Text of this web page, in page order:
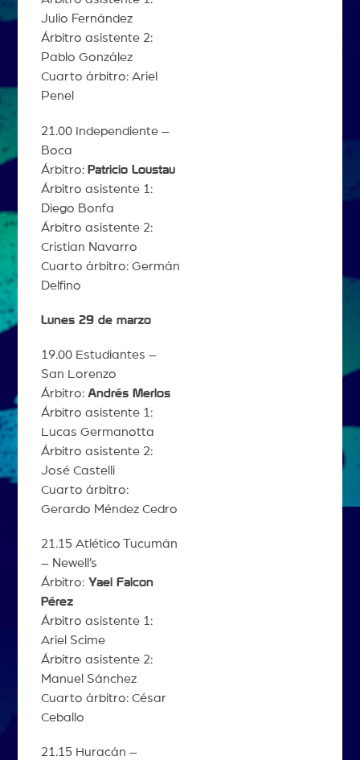
Julio Fernández
Árbitro asistente 2:
Pablo González
Cuarto árbitro: Ariel
Penel
21.00 Independiente –
Boca
Árbitro: Patricio Loustau
Árbitro asistente 1:
Diego Bonfa
Árbitro asistente 2:
Cristian Navarro
Cuarto árbitro: Germán
Delfino
Lunes 29 de marzo
19.00 Estudiantes –
San Lorenzo
Árbitro: Andrés Merlos
Árbitro asistente 1:
Lucas Germanotta
Árbitro asistente 2:
José Castelli
Cuarto árbitro:
Gerardo Méndez Cedro
21.15 Atlético Tucumán
– Newell’s
Árbitro:Yael Falcon
Pérez
Árbitro asistente 1:
Ariel Scime
Árbitro asistente 2:
Manuel Sánchez
Cuarto árbitro: César
Ceballo
21.15 Huracán –